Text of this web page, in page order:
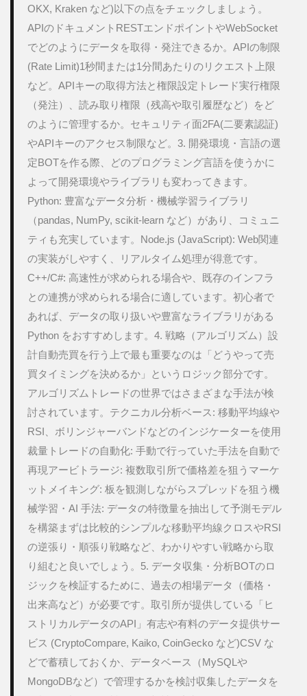
API
の調
選定
5
3.
開発
境・
言語
定
6
4.
戦略
ルゴ
リズ
設計
5.
デー
タ収
集・
分析
8
6.バ
ックテス
(Backtest)
7.リ
ス
管
理
10
8.運
境の
構築
11
まと
次に
やる
OKX, Kraken など)以下の点をチェックしましょう。
APIのドキュメントRESTエンドポイントやWebSocket
でどのようにデータを取得・発注できるか。APIの制限
(Rate Limit)1秒間または1分間あたりのリクエスト上限
など。APIキーの取得方法と権限設定トレード実行権限
（発注）、読み取り権限（残高や取引履歴など）をど
のように管理するか。セキュリティ面2FA(二要素認証)
やAPIキーのアクセス制限など。3. 開発環境・言語の選
定BOTを作る際、どのプログラミング言語を使うかに
よって開発環境やライブラリも変わってきます。
Python: 豊富なデータ分析・機械学習ライブラリ
（pandas, NumPy, scikit-learn など）があり、コミュニ
ティも充実しています。Node.js (JavaScript): Web関連
の実装がしやすく、リアルタイム処理が得意です。
C++/C#: 高速性が求められる場合や、既存のインフラ
との連携が求められる場合に適しています。初心者で
あれば、データの取り扱いや豊富なライブラリがある
Python をおすすめします。4. 戦略（アルゴリズム）設
計自動売買を行う上で最も重要なのは「どうやって売
買タイミングを決めるか」というロジック部分です。
アルゴリズムトレードの世界ではさまざまな手法が検
討されています。テクニカル分析ベース: 移動平均線や
RSI、ボリンジャーバンドなどのインジケーターを使用
裁量トレードの自動化: 手動で行っていた手法を自動で
再現アービトラージ: 複数取引所で価格差を狙うマーケ
ットメイキング: 板を観測しながらスプレッドを狙う機
械学習・AI 手法: データの特徴量を抽出して予測モデル
を構築まずは比較的シンプルな移動平均線クロスやRSI
の逆張り・順張り戦略など、わかりやすい戦略から取
り組むと良いでしょう。5. データ収集・分析BOTのロ
ジックを検証するために、過去の相場データ（価格・
出来高など）が必要です。取引所が提供している「ヒ
ストリカルデータのAPI」有志や有料のデータ提供サー
ビス (CryptoCompare, Kaiko, CoinGecko など)CSV な
どで蓄積しておくか、データベース（MySQLや
MongoDBなど）で管理するかを検討収集したデータを